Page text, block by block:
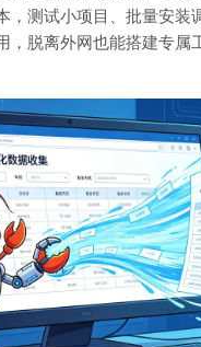
，测试小项目、批量安装
，脱离外网也能搭建专属